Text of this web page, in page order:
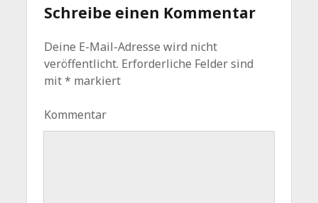
Schreibe einen Kommentar
Deine E-Mail-Adresse wird nicht
veröffentlicht. Erforderliche Felder sind
mit* markiert
Kommentar